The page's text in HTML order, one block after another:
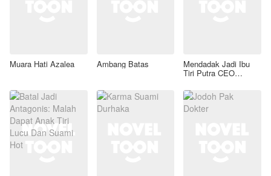
Muara Hati Azalea Ambang Batas Mendadak Jadi Ibu
Tiri Putra CEO